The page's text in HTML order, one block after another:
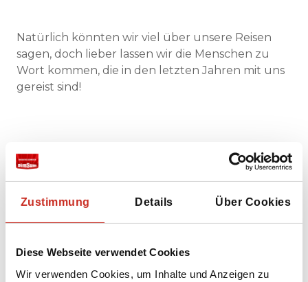
Zustimmung Details Über Cookies
Diese Webseite verwendet Cookies
Wir verwenden Cookies, um Inhalte und Anzeigen zu
Natürlich könnten wir viel über unsere Reisen
sagen, doch lieber lassen wir die Menschen zu
Wort kommen, die in den letzten Jahren mit uns
gereist sind!